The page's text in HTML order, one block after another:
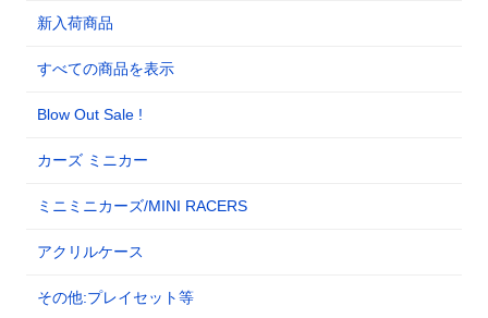
新入荷商品
すべての商品を表示
Blow Out Sale !
カーズ ミニカー
ミニミニカーズ/MINI RACERS
アクリルケース
その他:プレイセット等